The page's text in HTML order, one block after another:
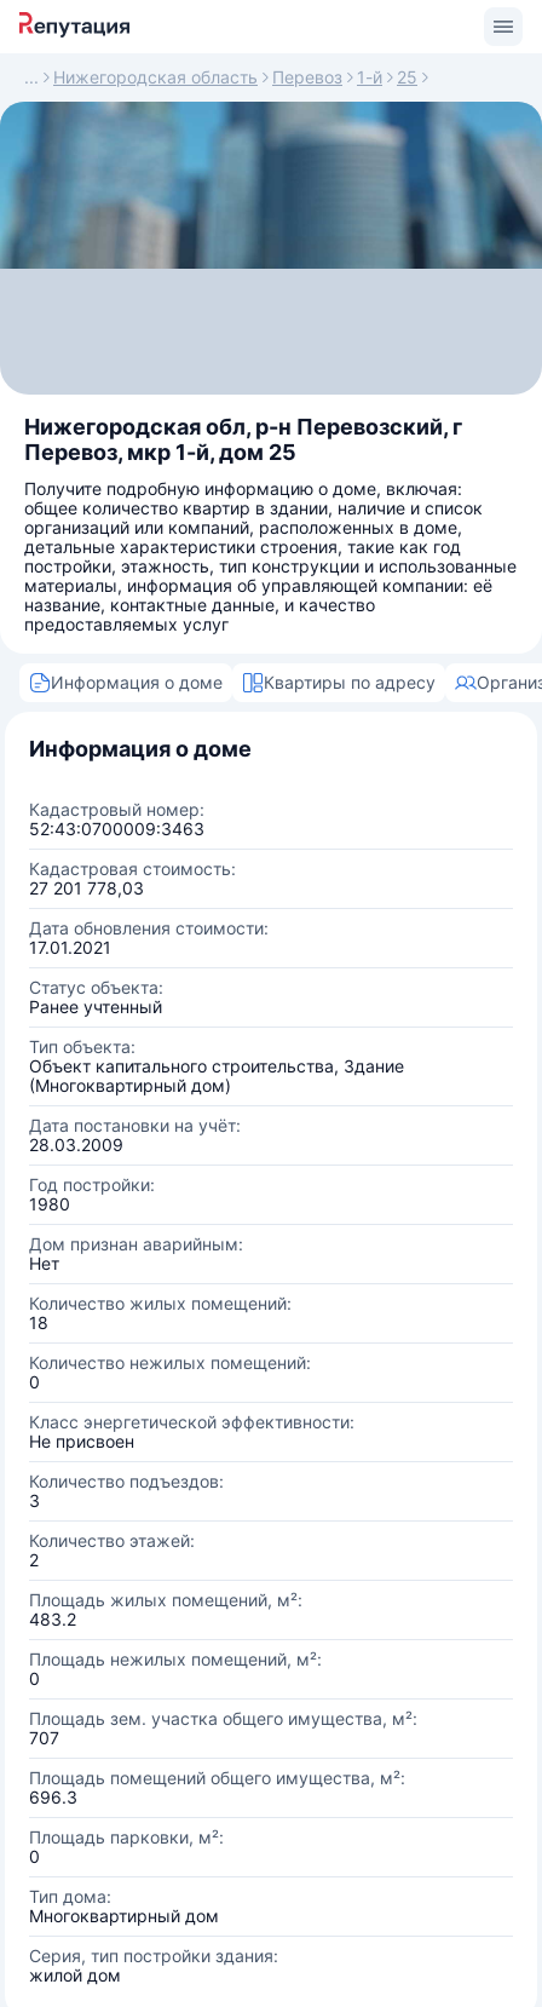
Нижегородская область Перевоз 1-й 25
Нижегородская обл, р-н Перевозский, г
Перевоз, мкр 1-й, дом 25
Получите подробную информацию о доме, включая:
общее количество квартир в здании, наличие и список
организаций или компаний, расположенных в доме,
детальные характеристики строения, такие как год
постройки, этажность, тип конструкции и использованные
материалы, информация об управляющей компании: её
название, контактные данные, и качество
предоставляемых услуг
Информация о доме Квартиры по адресу
Информация о доме
Кадастровый номер:
52:43:0700009:3463
Кадастровая стоимость:
27 201 778,03
Дата обновления стоимости:
17.01.2021
Статус объекта:
Ранее учтенный
Тип объекта:
Объект капитального строительства, Здание
(Многоквартирный дом)
Дата постановки на учёт:
28.03.2009
Год постройки:
1980
Дом признан аварийным:
Нет
Количество жилых помещений:
18
Количество нежилых помещений:
0
Класс энергетической эффективности:
Не присвоен
Количество подъездов:
3
Количество этажей:
2
Площадь жилых помещений, м²:
483.2
Площадь нежилых помещений, м²:
0
Площадь зем. участка общего имущества, м²:
707
Площадь помещений общего имущества, м²:
696.3
Площадь парковки, м²:
0
Тип дома:
Многоквартирный дом
Серия, тип постройки здания:
жилой дом